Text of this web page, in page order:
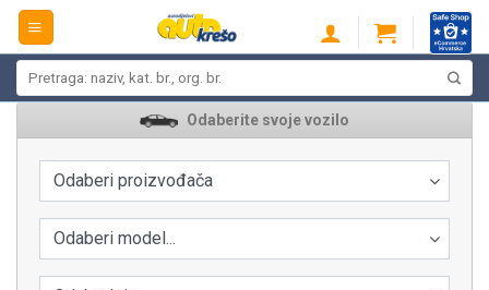
Skip
content
Odaberite svoje vozilo
Odaberi proizvođača
Odaberi model...